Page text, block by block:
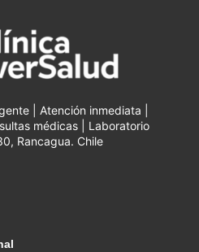
| Atención inmediata |
médicas | Laboratorio
Rancagua. Chile